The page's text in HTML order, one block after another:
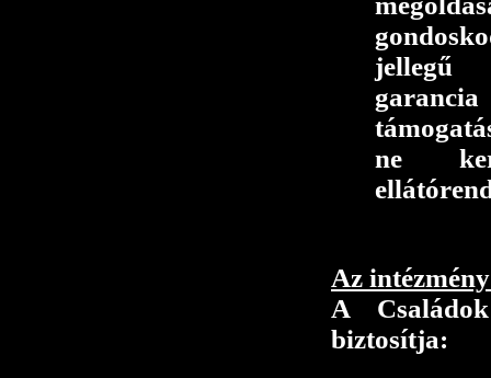
jellegű
ne
Az
A
biztosítja: